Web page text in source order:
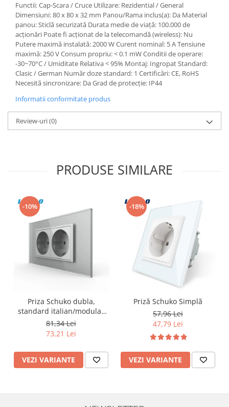
Aparataj Modular
Bticino Living NOW
Bticino AXOLUTE AIR
Gama Gewiss System
Gama Matix Bticino
Legrand Mosaic
Doze de Pardoseala
Incara Legrand
Lampi de Birou
Lampadare
Iluminat Scari/Trepte
Iluminat baie
Sine magnetice
Sisteme de Iluminat Plug & Play
Iluminat Exterior
Aplice de Exterior
Functii: Cap-Scara / Cruce Utilizare: Rezidential / General
Dimensiuni: 80 x 80 x 32 mm Panou/Rama inclus(a): Da Material
panou: Sticlă securizată Durata medie de viață: 100.000 de
acționări Poate fi acționat de la telecomandă (wireless): Nu
Putere maximă instalată: 2000 W Curent nominal: 5 A Tensiune
maximă: 250 V Consum propriu: < 0.1 mW Conditii de operare:
-30~70°C / Umiditate Relativa < 95% Montaj: Ingropat Standard:
Clasic / German Număr doze standard: 1 Certificări: CE, RoHS
Necesită sincronizare: Da Grad de protecție: IP44
Informatii conformitate produs
Review-uri(0)
PRODUSE SIMILARE
-10%
Priza Schuko dubla,
standard italian/modular
4M
81,34 Lei
73,21 Lei
VEZI VARIANTE
-18%
Priză Schuko Simplă
57,96 Lei
47,79 Lei
VEZI VARIANTE